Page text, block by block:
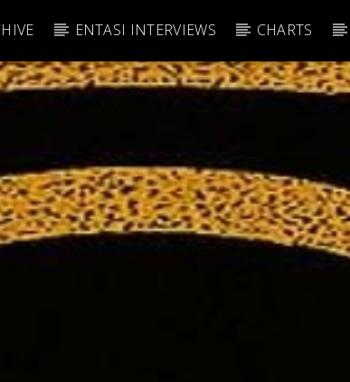
ENTASI INTERVIEWS CHARTS